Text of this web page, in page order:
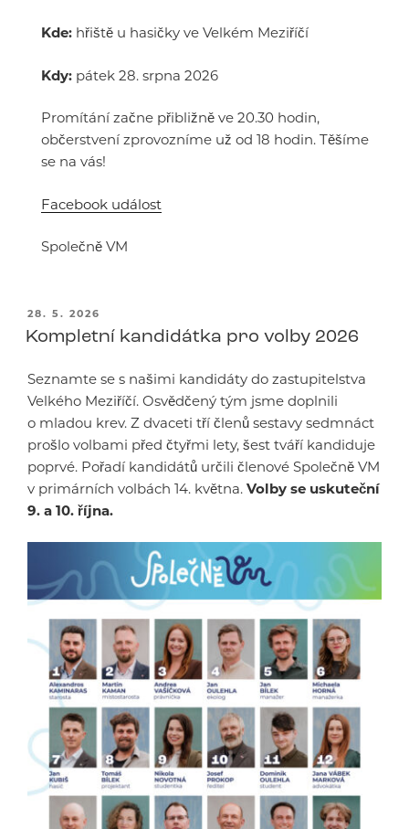
Kde: hřiště u hasičky ve Velkém Meziříčí
Kdy: pátek 28. srpna 2026
Promítání začne přibližně ve 20.30 hodin,
občerstvení zprovozníme už od 18 hodin. Těšíme
se na vás!
Facebook událost
Společně VM
PUBLIKOVÁNO
28. 5. 2026
Kompletní kandidátka pro volby 2026
Seznamte se s našimi kandidáty do zastupitelstva
Velkého Meziříčí. Osvědčený tým jsme doplnili
o mladou krev. Z dvaceti tří členů sestavy sedmnáct
prošlo volbami před čtyřmi lety, šest tváří kandiduje
poprvé. Pořadí kandidátů určili členové Společně VM
v primárních volbách 14. května. Volby se uskuteční
9. a 10. října.